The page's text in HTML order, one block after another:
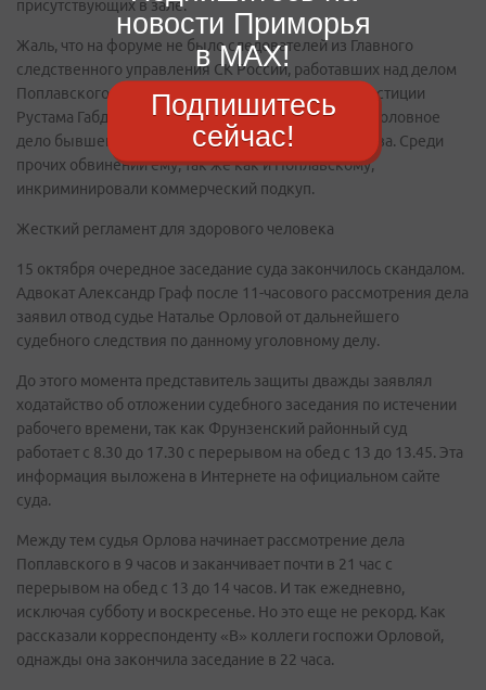
присутствующих в зале.
Жаль, что на форуме не было следователей из Главного
следственного управления СК России, работавших над делом
Поплавского под руководством генерал-майора юстиции
Рустама Габдулина. Кстати, они же расследовали уголовное
дело бывшего мэра Владивостока Игоря Пушкарева. Среди
прочих обвинений ему, так же как и Поплавскому,
инкриминировали коммерческий подкуп.
Жесткий регламент для здорового человека
15 октября очередное заседание суда закончилось скандалом.
Адвокат Александр Граф после 11-часового рассмотрения дела
заявил отвод судье Наталье Орловой от дальнейшего
судебного следствия по данному уголовному делу.
До этого момента представитель защиты дважды заявлял
ходатайство об отложении судебного заседания по истечении
рабочего времени, так как Фрунзенский районный суд
работает с 8.30 до 17.30 с перерывом на обед с 13 до 13.45. Эта
информация выложена в Интернете на официальном сайте
суда.
Между тем судья Орлова начинает рассмотрение дела
Поплавского в 9 часов и заканчивает почти в 21 час с
перерывом на обед с 13 до 14 часов. И так ежедневно,
исключая субботу и воскресенье. Но это еще не рекорд. Как
рассказали корреспонденту «В» коллеги госпожи Орловой,
однажды она закончила заседание в 22 часа.
новости Приморья
в MAX!
Подпишитесь
сейчас!